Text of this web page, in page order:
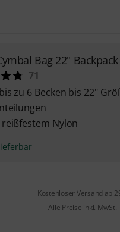
Bag 22" Backpack
71
zu 6 Becken bis 22"
reißfestem Nylon
Kostenloser Versand ab
Alle Preise inkl. MwSt.